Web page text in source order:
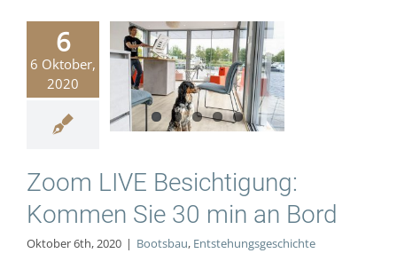
6
6 Oktober,
2020
LIVE
Sie 30
an Bord
Zoom LIVE Besichtigung:
Kommen Sie 30 min an Bord
Oktober 6th, 2020 | Bootsbau, Entstehungsgeschichte